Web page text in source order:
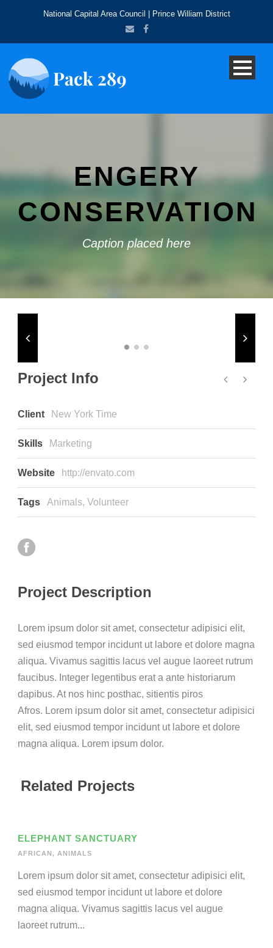
National Capital Area Council | Prince William District
ENGERY
CONSERVATION
Caption placed here
Project Info
Client New York Time
Skills Marketing
Website http://envato.com
Tags Animals, Volunteer
Project Description
Lorem ipsum dolor sit amet, consectetur adipisici elit,
sed eiusmod tempor incidunt ut labore et dolore magna
aliqua. Vivamus sagittis lacus vel augue laoreet rutrum
faucibus. Integer legentibus erat a ante historiarum
dapibus. At nos hinc posthac, sitientis piros
Afros. Lorem ipsum dolor sit amet, consectetur adipisici
elit, sed eiusmod tempor incidunt ut labore et dolore
magna aliqua. Lorem ipsum dolor.
Related Projects
ELEPHANT SANCTUARY
AFRICAN , ANIMALS
Lorem ipsum dolor sit amet, consectetur adipisici elit,
sed eiusmod tempor incidunt ut labore et dolore
magna aliqua. Vivamus sagittis lacus vel augue
laoreet rutrum...